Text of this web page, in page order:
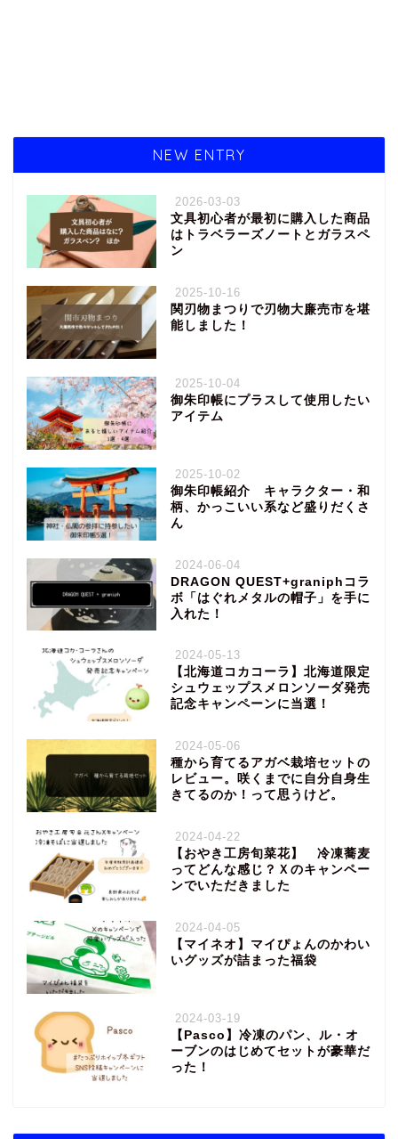
NEW ENTRY
2026-03-03
文具初心者が最初に購入した商品
はトラベラーズノートとガラスペ
ン
2025-10-16
関刃物まつりで刃物大廉売市を堪
能しました！
2025-10-04
御朱印帳にプラスして使用したい
アイテム
2025-10-02
御朱印帳紹介 キャラクター・和
柄、かっこいい系など盛りだくさ
ん
2024-06-04
DRAGON QUEST+graniphコラ
ボ「はぐれメタルの帽子」を手に
入れた！
2024-05-13
【北海道コカコーラ】北海道限定
シュウェップスメロンソーダ発売
記念キャンペーンに当選！
2024-05-06
種から育てるアガベ栽培セットの
レビュー。咲くまでに自分自身生
きてるのか！って思うけど。
2024-04-22
【おやき工房旬菜花】 冷凍蕎麦
ってどんな感じ？Ｘのキャンペー
ンでいただきました
2024-04-05
【マイネオ】マイぴょんのかわい
いグッズが詰まった福袋
2024-03-19
【Pasco】冷凍のパン、ル・オ
ーブンのはじめてセットが豪華だ
った！